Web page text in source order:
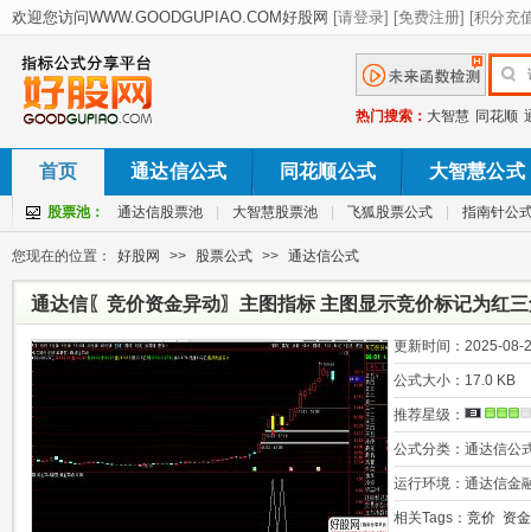
热门搜索： 大智慧 同花顺
首页 通达信公式 同花顺公式 大智慧公式
股票池： 通达信股票池 大智慧股票池 飞狐股票公式 指南针公
您现在的位置： 好股网 >> 股票公式 >> 通达信公式
通达信〖竞价资金异动〗主图指标 主图显示竞价标记为红
更新时间： 2025-08-
公式大小： 17.0 KB
推荐星级：
公式分类： 通达信公
运行环境： 通达信金
相关Tags： 竞价 资